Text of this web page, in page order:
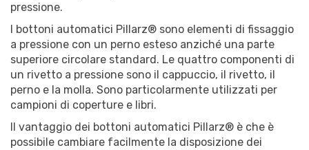
pressione.
I bottoni automatici Pillarz® sono elementi di fissaggio
a pressione con un perno esteso anziché una parte
superiore circolare standard. Le quattro componenti di
un rivetto a pressione sono il cappuccio, il rivetto, il
perno e la molla. Sono particolarmente utilizzati per
campioni di coperture e libri.
Il vantaggio dei bottoni automatici Pillarz® è che è
possibile cambiare facilmente la disposizione dei